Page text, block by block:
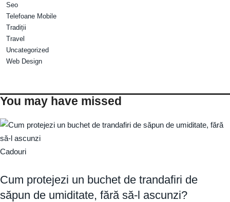
Seo
Telefoane Mobile
Tradiții
Travel
Uncategorized
Web Design
You may have missed
Cadouri
Cum protejezi un buchet de trandafiri de
săpun de umiditate, fără să-l ascunzi?